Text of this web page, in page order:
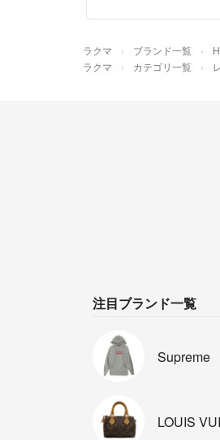
ラクマ ブランド一覧
ラクマ カテゴリ一覧
注目ブランド一覧
Supreme
LOUIS